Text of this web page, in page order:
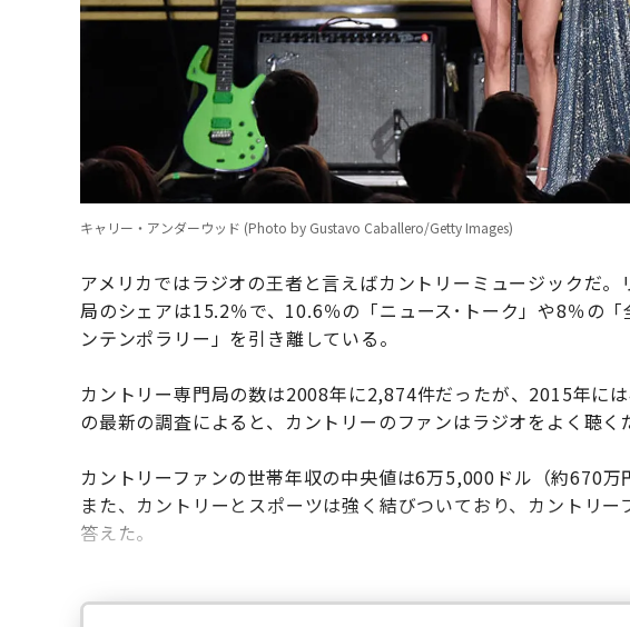
キャリー・アンダーウッド (Photo by Gustavo Caballero/Getty Images)
アメリカではラジオの王者と言えばカントリーミュージックだ
局のシェアは15.2％で、10.6％の「ニュース･トーク」や8％の
ンテンポラリー」を引き離している。
カントリー専門局の数は2008年に2,874件だったが、2015年に
の最新の調査によると、カントリーのファンはラジオをよく聴く
カントリーファンの世帯年収の中央値は6万5,000ドル（約670万
また、カントリーとスポーツは強く結びついており、カントリ
答えた。